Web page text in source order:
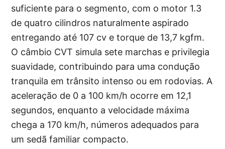
suficiente para o segmento, com o motor 1.3
de quatro cilindros naturalmente aspirado
entregando até 107 cv e torque de 13,7 kgfm.
O câmbio CVT simula sete marchas e privilegia
suavidade, contribuindo para uma condução
tranquila em trânsito intenso ou em rodovias. A
aceleração de 0 a 100 km/h ocorre em 12,1
segundos, enquanto a velocidade máxima
chega a 170 km/h, números adequados para
um sedã familiar compacto.